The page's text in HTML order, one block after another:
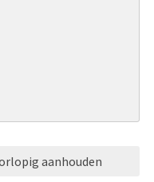
aanhouden